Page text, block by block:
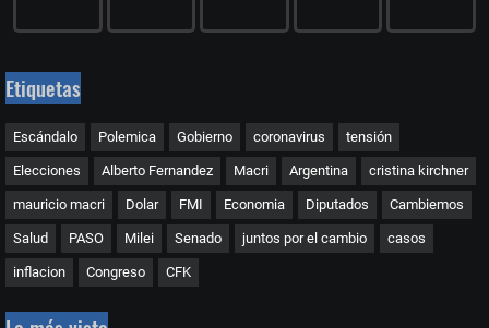
Etiquetas
Escándalo Polemica Gobierno coronavirus tensión
Elecciones Alberto Fernandez Macri Argentina cristina kirchner
mauricio macri Dolar FMI Economia Diputados Cambiemos
Salud PASO Milei Senado juntos por el cambio casos
inflacion Congreso CFK